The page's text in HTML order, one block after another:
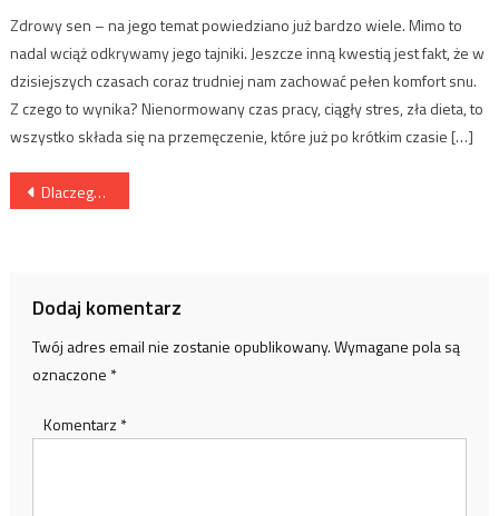
Zdrowy sen – na jego temat powiedziano już bardzo wiele. Mimo to
nadal wciąż odkrywamy jego tajniki. Jeszcze inną kwestią jest fakt, że w
dzisiejszych czasach coraz trudniej nam zachować pełen komfort snu.
Z czego to wynika? Nienormowany czas pracy, ciągły stres, zła dieta, to
wszystko składa się na przemęczenie, które już po krótkim czasie […]
Nawigacja
Dlaczego warto jeździć na nartach?
Dodaj komentarz
Twój adres email nie zostanie opublikowany.Wymagane pola są
oznaczone *
Komentarz *